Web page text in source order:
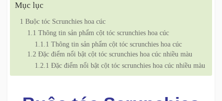
Mục lục
1 Buộc tóc Scrunchies hoa cúc
1.1 Thông tin sản phẩm cột tóc scrunchies hoa cúc
1.1.1 Thông tin sản phẩm cột tóc scrunchies hoa cúc
1.2 Đặc điểm nổi bật cột tóc scrunchies hoa cúc nhiều màu
1.2.1 Đặc điểm nổi bật cột tóc scrunchies hoa cúc nhiều màu